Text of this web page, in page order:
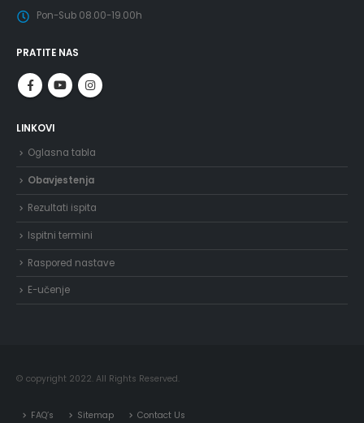
Pon-Sub 08.00-19.00h
PRATITE NAS
LINKOVI
Oglasna tabla
Obavjestenja
Rezultati ispita
Ispitni termini
Raspored nastave
E-učenje
© copyright 2022. All Rights Reserved.
FAQ’s Sitemap Contact Us